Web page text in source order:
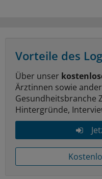
Vorteile des
Über unser
Ärztinnen sowie
Gesundheitsbranche
Hintergründe,